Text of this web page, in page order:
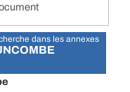
dans les annexes